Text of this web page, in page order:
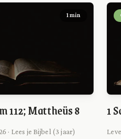
1 min
112; Mattheüs 8
· Lees je Bijbel (3 jaar)
1